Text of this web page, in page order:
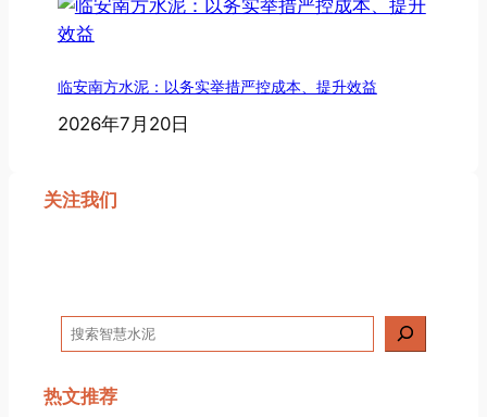
临安南方水泥：以务实举措严控成本、提升效益
2026年7月20日
关注我们
搜
索
热文推荐